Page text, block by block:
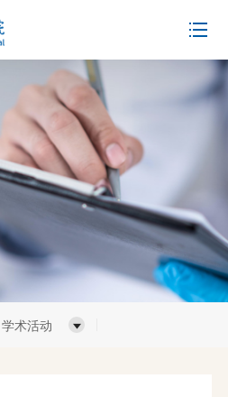
学术活动